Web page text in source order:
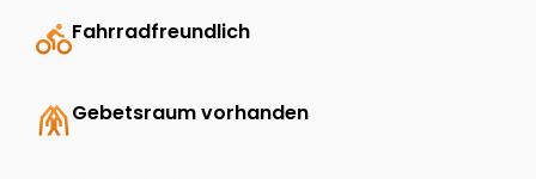
directions_bikeFahrradfreundlich
folded_handsGebetsraum vorhanden